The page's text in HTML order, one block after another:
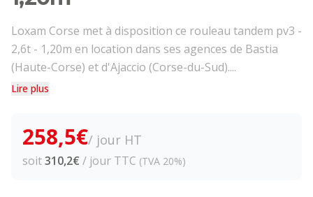
Loxam Corse met à disposition ce rouleau tandem pv3 -
2,6t - 1,20m en location dans ses agences de Bastia
(Haute-Corse) et d'Ajaccio (Corse-du-Sud)....
Lire plus
258,5€/ jour HT
soit310,2€ / jour TTC (TVA 20%)